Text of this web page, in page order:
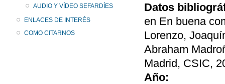
AUDIO Y VÍDEO SEFARDÍES
ENLACES DE INTERÉS
COMO CITARNOS
Datos
en En buena
Lorenzo,
Abraham
Madrid, CSIC,
Año: